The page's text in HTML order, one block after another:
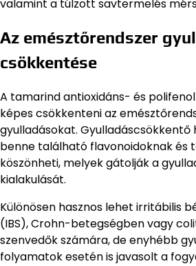
valamint a túlzott savtermelés
Az emésztőrendszer
csökkentése
A tamarind antioxidáns- és
képes csökkenteni az
gyulladásokat.
benne található flavonoidoknak és
köszönheti, melyek gátolják a
kialakulását.
Különösen hasznos lehet irritábilis
(IBS), Crohn-betegségben vagy
szenvedők számára, de enyhébb
folyamatok esetén is javasolt a